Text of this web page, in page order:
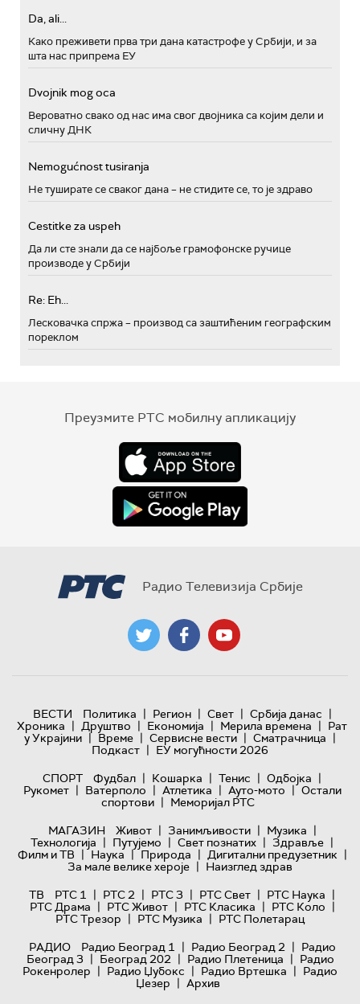
Da, ali...
Како преживети прва три дана катастрофе у Србији, и за
шта нас припрема ЕУ
Dvojnik mog oca
Вероватно свако од нас има свог двојника са којим дели и
сличну ДНК
Nemogućnost tusiranja
Не туширате се сваког дана – не стидите се, то је здраво
Cestitke za uspeh
Да ли сте знали да се најбоље грамофонске ручице
производе у Србији
Re: Eh...
Лесковачка спржа – производ са заштићеним географским
пореклом
Преузмите РТС мобилну апликацију
Радио Телевизија Србије
ВЕСТИ Политика | Регион | Свет | Србија данас |
Хроника | Друштво | Економија | Мерила времена | Рат
у Украјини | Време | Сервисне вести | Сматрачница |
Подкаст | ЕУ могућности 2026
СПОРТ
Фудбал | Кошарка | Тенис | Одбојка |
Рукомет | Ватерполо | Атлетика | Ауто-мото | Остали
спортови | Меморијал РТС
МАГАЗИН
Живот | Занимљивости | Музика |
Технологијa | Путујемо | Свет познатих | Здравље |
Филм и ТВ | Наука | Природа | Дигитални предузетник |
За мале велике хероје | Наизглед здрав
ТВ
РТС 1 | РТС 2 | РТС 3 | РТС Свет | РТС Наука |
РТС Драма | РТС Живот | РТС Класика | РТС Коло |
РТС Трезор | РТС Музика | РТС Полетарац
РАДИО
Радио Београд 1 | Радио Београд 2 | Радио
Београд 3 | Београд 202 | Радио Плетеница | Радио
Рокенролер | Радио Џубокс | Радио Вртешка | Радио
Џезер | Архив